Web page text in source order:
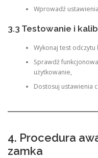
Wprowadź
3.3 Testowanie i
Wykonaj test
Sprawdź
użytkowanie,
Dostosuj ustawienia
4. Procedura
zamka